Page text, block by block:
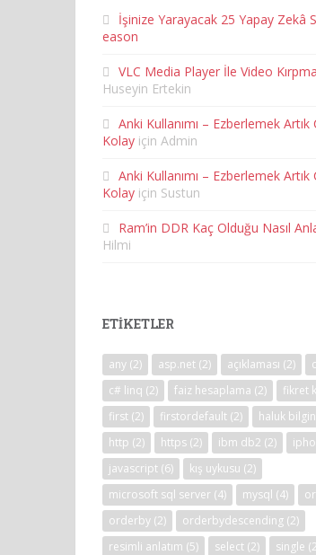
İşinize Yarayacak 25 Yapay Zekâ
eason
VLC Media Player İle Video Kırpma
Huseyin Ertekin
Anki Kullanımı – Ezberlemek Artık
Kolay için Admin
Anki Kullanımı – Ezberlemek Artık
Kolay için Sustun
Ram’in DDR Kaç Olduğu Nasıl
Hilmi
ETIKETLER
any (2) asp.net (2) açıklaması (2)
c# linq (2) faiz hesaplama (2) fikret
first (2) firstordefault (2) haluk
http (2) https (2) ibm db2 (2)
javascript (6) kış uykusu (2)
microsoft sql server (4) mysql (4)
orderby (2) orderbydescending (2)
resimli anlatım (5) select (2) single